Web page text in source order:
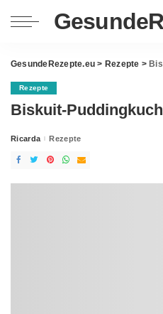
GesundeRezepte.eu > Rezepte >
Rezepte
Biskuit-
Posted
Ricarda Rezepte